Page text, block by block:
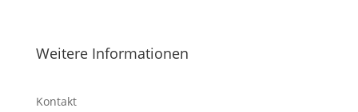
Weitere Informationen
Kontakt